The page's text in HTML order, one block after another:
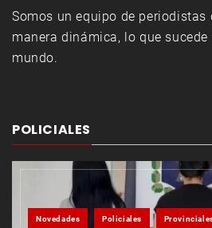
Somos un equipo de periodistas
manera dinámica, lo que sucede
mundo.
POLICIALES
Novedades Policiales